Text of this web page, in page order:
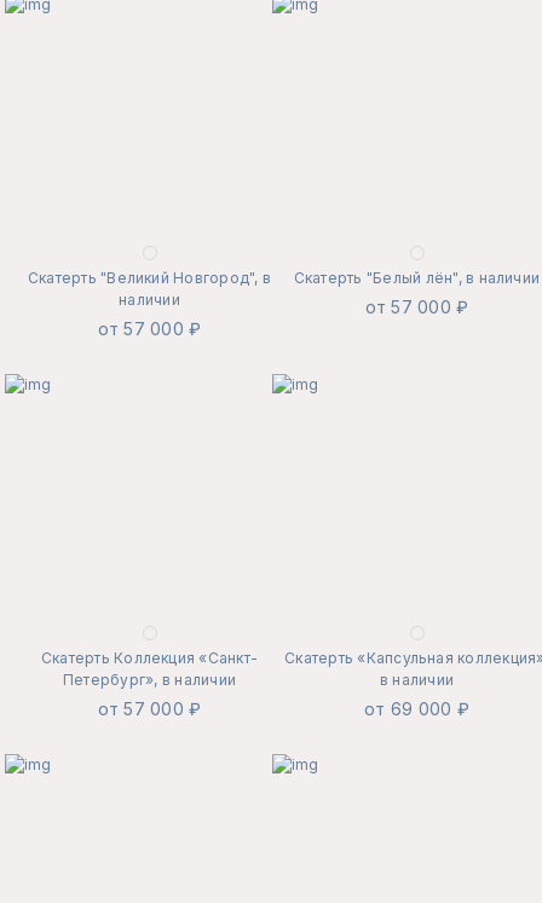
Скатерть "Великий Новгород", в
наличии
от 57 000 ₽
Скатерть "Белый лён", в наличии
от 57 000 ₽
Скатерть Коллекция «Санкт-
Петербург», в наличии
от 57 000 ₽
Скатерть «Капсульная
в наличии
от 69 000 ₽